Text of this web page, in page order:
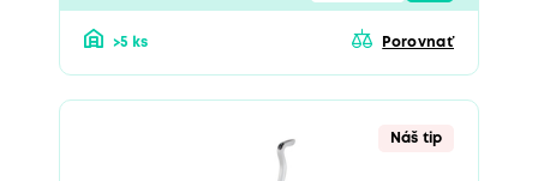
>5 ks Porovnať
Náš tip